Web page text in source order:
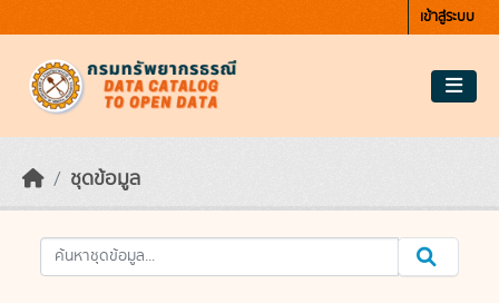
เข้าสู่ระบบ
ชุดข้อมูล